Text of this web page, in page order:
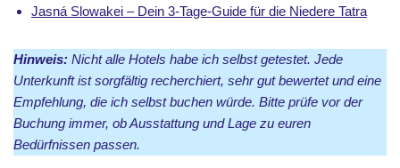
Jasná Slowakei – Dein 3-Tage-Guide für die Niedere Tatra
Hinweis: Nicht alle Hotels habe ich selbst getestet. Jede
Unterkunft ist sorgfältig recherchiert, sehr gut bewertet und eine
Empfehlung, die ich selbst buchen würde. Bitte prüfe vor der
Buchung immer, ob Ausstattung und Lage zu euren
Bedürfnissen passen.